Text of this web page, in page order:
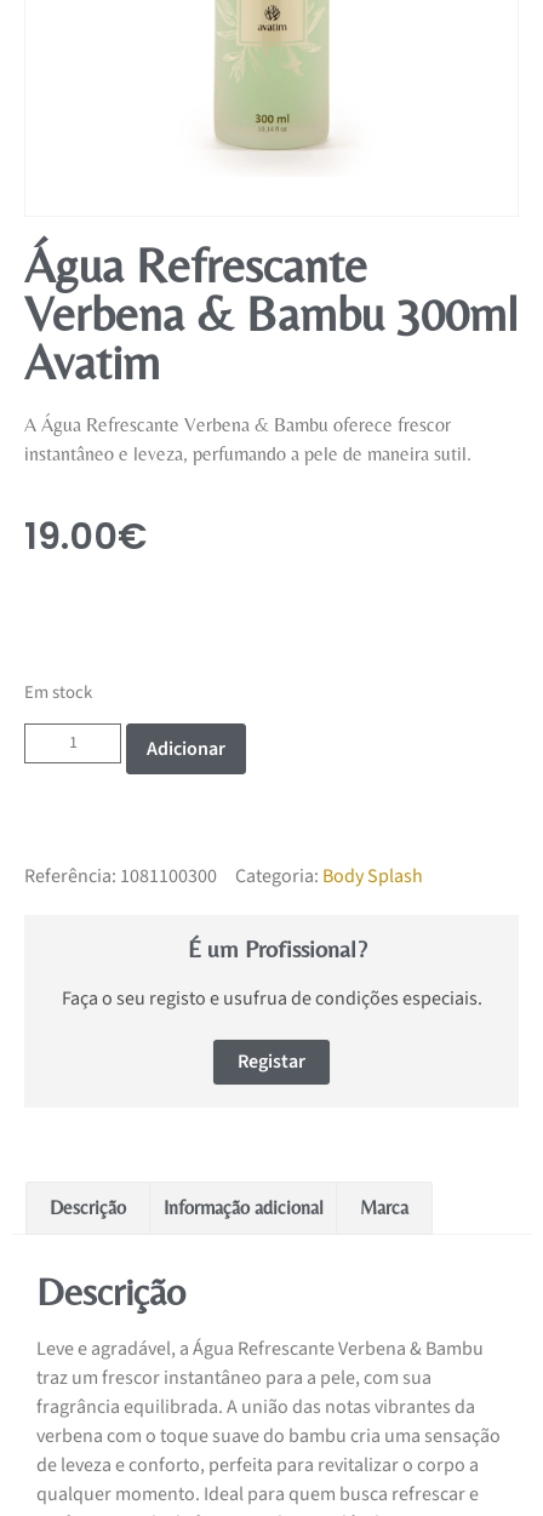
Água Refrescante
Verbena & Bambu 300ml
Avatim
A Água Refrescante Verbena & Bambu oferece frescor
instantâneo e leveza, perfumando a pele de maneira sutil.
19.00€
Em stock
Adicionar
Referência: 1081100300 Categoria: Body Splash
É um Profissional?
Faça o seu registo e usufrua de condições especiais.
Registar
Descrição Informação adicional Marca
Descrição
Leve e agradável, a Água Refrescante Verbena & Bambu
traz um frescor instantâneo para a pele, com sua
fragrância equilibrada. A união das notas vibrantes da
verbena com o toque suave do bambu cria uma sensação
de leveza e conforto, perfeita para revitalizar o corpo a
qualquer momento. Ideal para quem busca refrescar e